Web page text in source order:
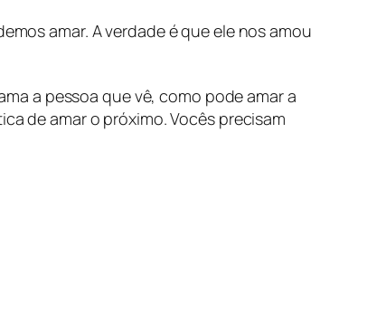
amar. A verdade é que ele nos amou
a pessoa que vê, como pode amar a
de amar o próximo. Vocês precisam